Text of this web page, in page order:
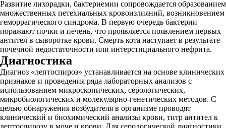
Развитие лихорадки, бактериемии сопровождается образованием
множественных петехиальных кровоизлияний, возникновением
геморрагического синдрома. В первую очередь бактерии
поражают почки и печень, что проявляется появлением первых
антител в сыворотке крови. Смерть кота наступает в результате
почечной недостаточности или интерстициального нефрита.
Диагностика
Диагноз «лептоспироз» устанавливается на основе клинических
признаков и проведения ряда лабораторных анализов с
использованием микроскопических, серологических,
микробиологических и молекулярно-генетических методов. С
целью обнаружения возбудителя в организме проводят
клинический и биохимический анализы крови, титр антител к
лептоспирозу в моче и крови. Для серологической диагностики